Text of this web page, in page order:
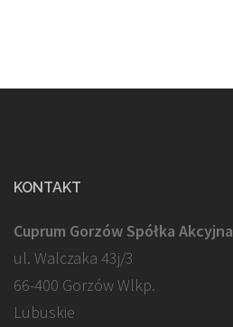
KONTAKT
Cuprum Gorzów Spółka Akcyjna
ul. Walczaka 43j/3
66-400 Gorzów Wlkp.
Lubuskie